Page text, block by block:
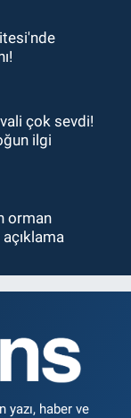
çok sevdi!
ilgi
orman
yazı, haber ve